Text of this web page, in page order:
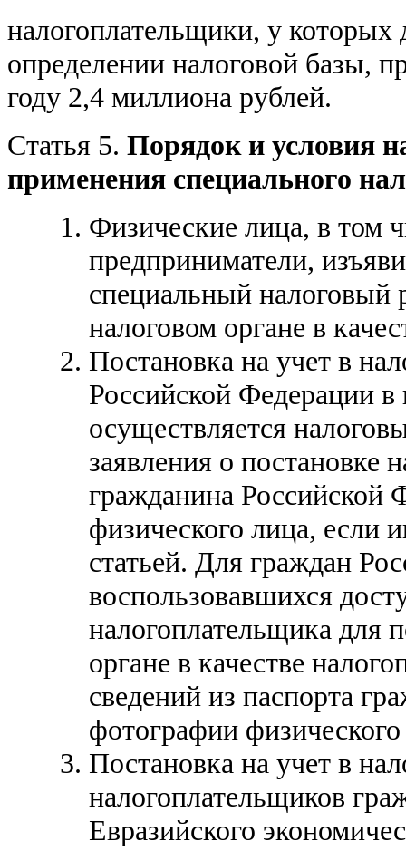
налогоплательщики, у
определении налоговой базы,
году 2,4 миллиона рублей.
Статья 5. Порядок и условия
применения специального
Физические лица, в том
предприниматели,
специальный налоговый
налоговом органе в
Постановка на учет в
Российской Федерации в
осуществляется
заявления о постановке
гражданина Российской
физического лица, если
статьей. Для граждан
воспользовавшихся
налогоплательщика для
органе в качестве
сведений из паспорта
фотографии
Постановка на учет в
налогоплательщиков
Евразийского